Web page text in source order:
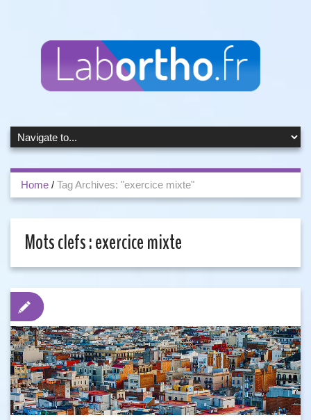
Home / Tag Archives: "exercice mixte"
Mots clefs :exercice mixte